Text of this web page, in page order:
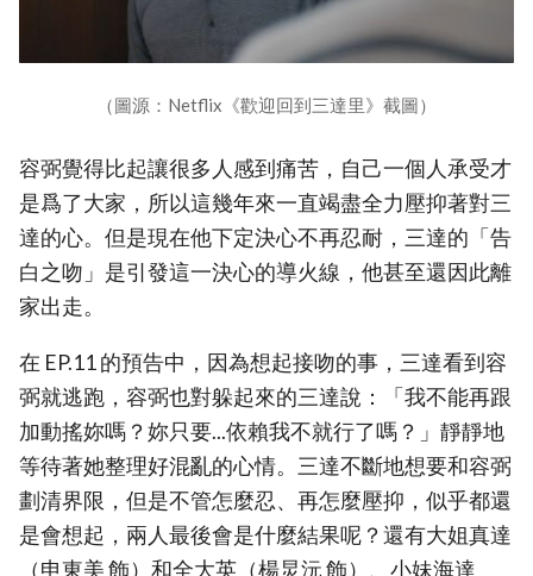
（圖源：Netflix《歡迎回到三達里》截圖）
容弼覺得比起讓很多人感到痛苦，自己一個人承受才
是爲了大家，所以這幾年來一直竭盡全力壓抑著對三
達的心。但是現在他下定決心不再忍耐，三達的「告
白之吻」是引發這一決心的導火線，他甚至還因此離
家出走。
在 EP.11 的預告中，因為想起接吻的事，三達看到容
弼就逃跑，容弼也對躲起來的三達說：「我不能再跟
加動搖妳嗎？妳只要...依賴我不就行了嗎？」靜靜地
等待著她整理好混亂的心情。三達不斷地想要和容弼
劃清界限，但是不管怎麼忍、再怎麼壓抑，似乎都還
是會想起，兩人最後會是什麼結果呢？還有大姐真達
（申東美 飾）和全大英（楊炅沅 飾）、小妹海達